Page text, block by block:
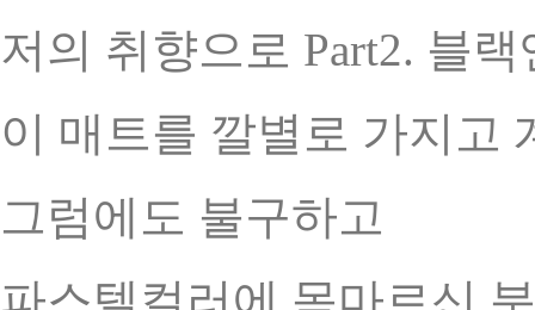
저의 취향으로 Part2. 블
이 매트를 깔별로 가지고
그럼에도 불구하고